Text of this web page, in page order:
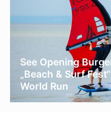
See Opening
„Beach & Surf
World Run